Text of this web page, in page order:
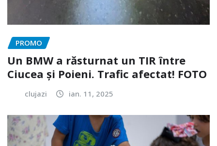
PROMO
Un BMW a răsturnat un TIR între
Ciucea și Poieni. Trafic afectat! FOTO
clujazi ian. 11, 2025